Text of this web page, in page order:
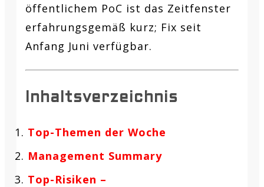
öffentlichem PoC ist das Zeitfenster
erfahrungsgemäß kurz; Fix seit
Anfang Juni verfügbar.
Inhaltsverzeichnis
Top-Themen der Woche
Management Summary
Top-Risiken –